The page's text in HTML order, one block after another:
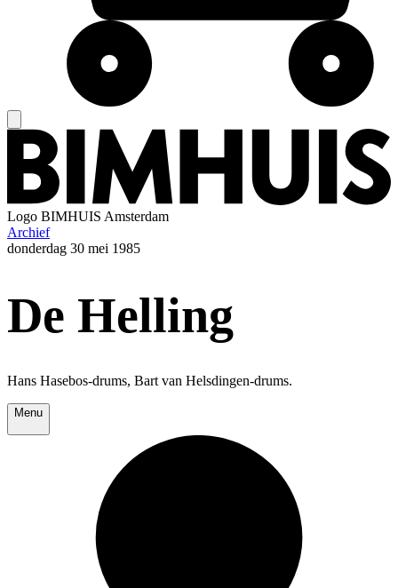
Logo BIMHUIS Amsterdam
Archief
donderdag 30 mei 1985
De Helling
Hans Hasebos-drums, Bart van Helsdingen-drums.
Menu